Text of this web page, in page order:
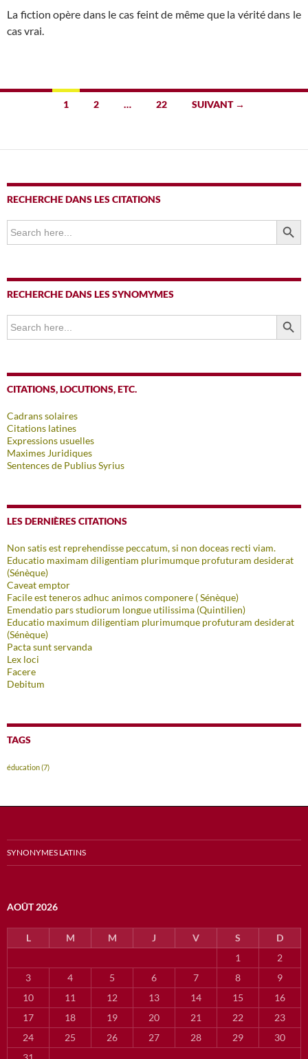
La fiction opère dans le cas feint de même que la vérité dans le
cas vrai.
Navigation
articles
1 2 … 22 SUIVANT →
RECHERCHE DANS LES CITATIONS
Search
for:
SEARCH
RECHERCHE DANS LES SYNOMYMES
Search
for:
SEARCH
CITATIONS, LOCUTIONS, ETC.
Cadrans solaires
Citations latines
Expressions usuelles
Maximes Juridiques
Sentences de Publius Syrius
LES DERNIÈRES CITATIONS
Non satis est reprehendisse peccatum, si non doceas recti viam.
Educatio maximam diligentiam plurimumque profuturam desiderat
(Sénèque)
Caveat emptor
Facile est teneros adhuc animos componere ( Sénèque)
Emendatio pars studiorum longue utilissima (Quintilien)
Educatio maximum diligentiam plurimumque profuturam desiderat
(Sénèque)
Pacta sunt servanda
Lex loci
Facere
Debitum
TAGS
éducation(7)
SYNONYMES LATINS
AOÛT 2026
L M M J V S
D
1
2
3
4 5 6 7 8
9
10
11 12 13 14 15
16
17
18 19 20 21 22
23
24
25 26 27 28 29
30